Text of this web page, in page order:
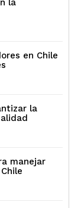
la
en Chile
la
manejar